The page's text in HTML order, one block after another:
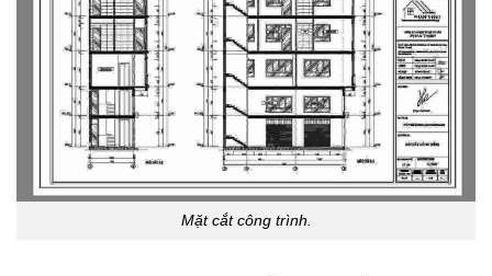
Mặt cắt công trình.